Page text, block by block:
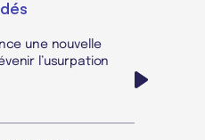
une nouvelle
l’usurpation